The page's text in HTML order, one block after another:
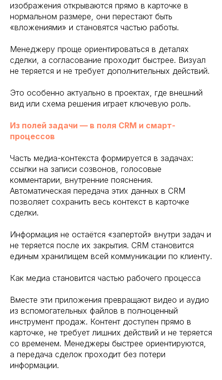
изображения открываются прямо в карточке в
нормальном размере, они перестают быть
«вложениями» и становятся частью работы.
Менеджеру проще ориентироваться в деталях
сделки, а согласование проходит быстрее. Визуал
не теряется и не требует дополнительных действий.
Это особенно актуально в проектах, где внешний
вид или схема решения играет ключевую роль.
Из полей задачи — в поля CRM и смарт-
процессов
Часть медиа-контекста формируется в задачах:
ссылки на записи созвонов, голосовые
комментарии, внутренние пояснения.
Автоматическая передача этих данных в CRM
позволяет сохранить весь контекст в карточке
сделки.
Информация не остаётся «запертой» внутри задач и
не теряется после их закрытия. CRM становится
единым хранилищем всей коммуникации по клиенту.
Как медиа становится частью рабочего процесса
Вместе эти приложения превращают видео и аудио
из вспомогательных файлов в полноценный
инструмент продаж. Контент доступен прямо в
карточке, не требует лишних действий и не теряется
со временем. Менеджеры быстрее ориентируются,
а передача сделок проходит без потери
информации.